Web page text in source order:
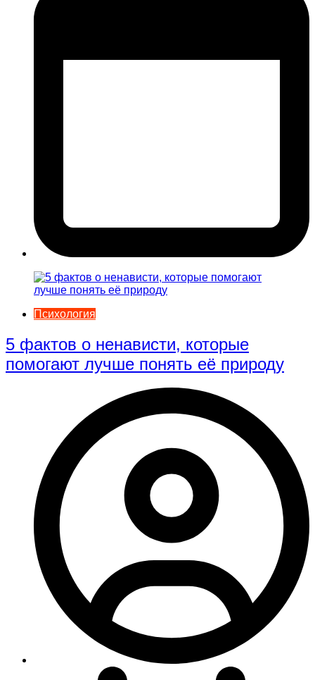
Психология
5 фактов о ненависти, которые
помогают лучше понять её природу